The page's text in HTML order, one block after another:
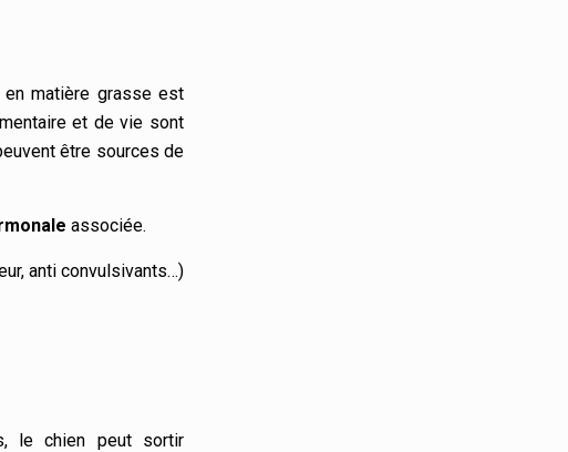
en matière grasse est
et de vie sont
être sources de
associée.
anti convulsivants…)
le chien peut sortir